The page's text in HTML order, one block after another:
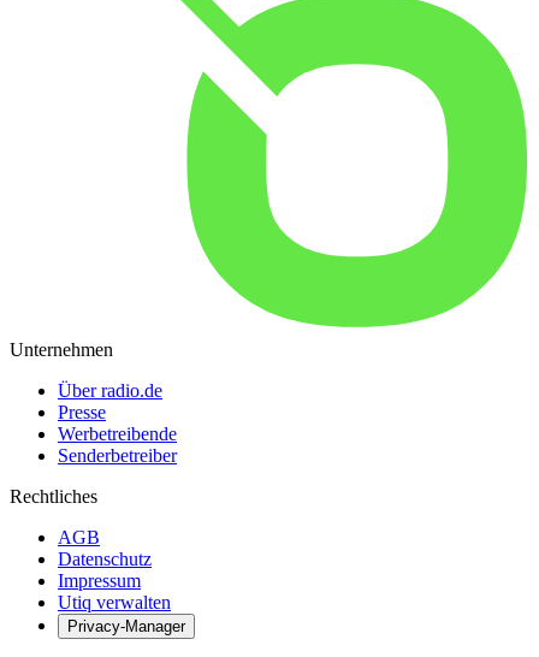
Unternehmen
Über radio.de
Presse
Werbetreibende
Senderbetreiber
Rechtliches
AGB
Datenschutz
Impressum
Utiq verwalten
Privacy-Manager